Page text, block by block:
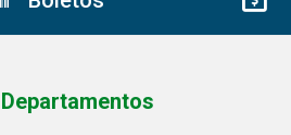
Departamentos